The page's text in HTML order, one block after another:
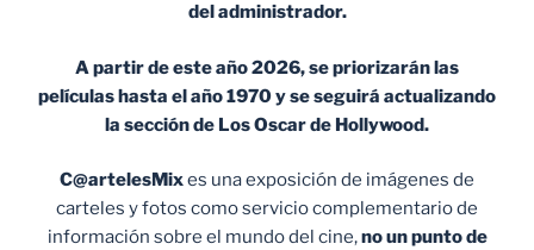
del administrador.
A partir de este año 2026, se priorizarán las
películas hasta el año 1970 y se seguirá actualizando
la sección de Los Oscar de Hollywood.
C@artelesMixes una exposición de imágenes de
carteles y fotos como servicio complementario de
información sobre el mundo del cine,no un punto de